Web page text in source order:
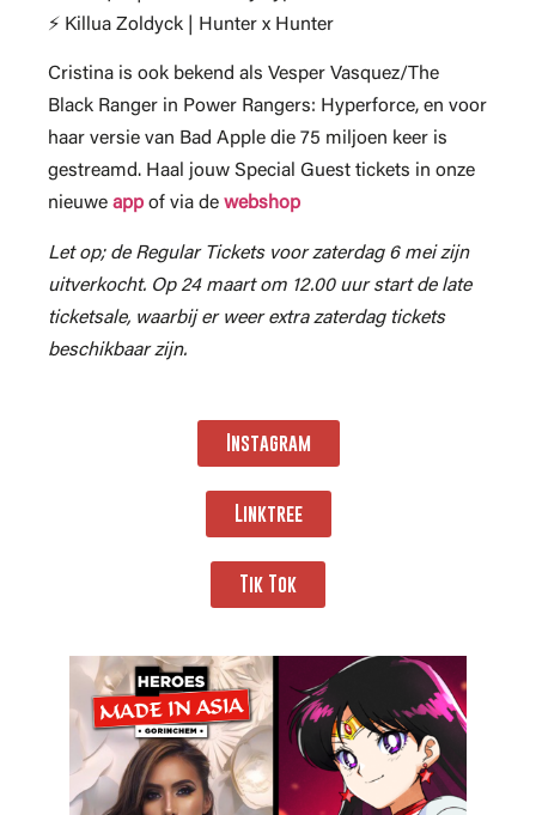
⚡ Killua Zoldyck | Hunter x Hunter
Cristina is ook bekend als Vesper Vasquez/The
Black Ranger in Power Rangers: Hyperforce, en voor
haar versie van Bad Apple die 75 miljoen keer is
gestreamd. Haal jouw Special Guest tickets in onze
nieuwe app of via de webshop
Let op; de Regular Tickets voor zaterdag 6 mei zijn
uitverkocht. Op 24 maart om 12.00 uur start de late
ticketsale, waarbij er weer extra zaterdag tickets
beschikbaar zijn.
Instagram
Linktree
Tik Tok